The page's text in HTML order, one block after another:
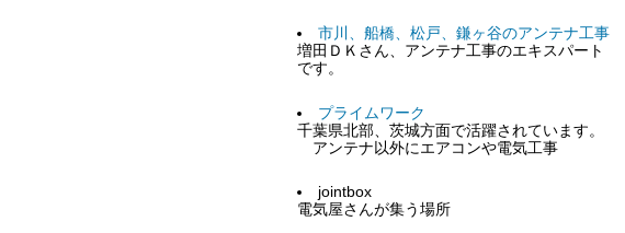
市川、船橋、松戸、鎌ヶ谷のアンテナ工事
増田ＤＫさん、アンテナ工事のエキスパート
です。
プライムワーク
千葉県北部、茨城方面で活躍されています。
アンテナ以外にエアコンや電気工事
jointbox
電気屋さんが集う場所